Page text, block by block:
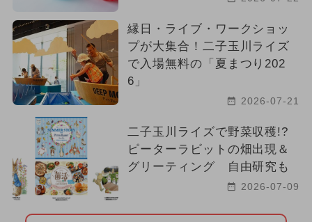
縁日・ライブ・ワークショッ
プが大集合！二子玉川ライズ
で入場無料の「夏まつり202
6」
2026-07-21
二子玉川ライズで野菜収穫!?
ピーターラビットの畑出現＆
グリーティング 自由研究も
2026-07-09